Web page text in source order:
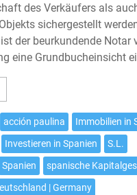
des Verkäufers als
sichergestellt
der beurkundende Notar
eine Grundbucheinsicht
acción paulina
Immobilien in
Investieren in Spanien
S.L.
Spanien
spanische
| Germany